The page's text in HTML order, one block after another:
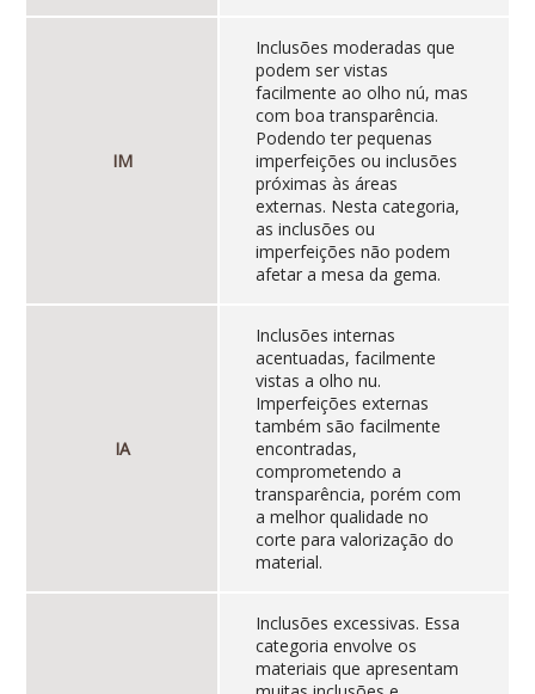
IM
Inclusões moderadas que
podem ser vistas
facilmente ao olho nú, mas
com boa transparência.
Podendo ter pequenas
imperfeições ou inclusões
próximas às áreas
externas. Nesta categoria,
as inclusões ou
imperfeições não podem
afetar a mesa da gema.
IA
Inclusões internas
acentuadas, facilmente
vistas a olho nu.
Imperfeições externas
também são facilmente
encontradas,
comprometendo a
transparência, porém com
a melhor qualidade no
corte para valorização do
material.
Inclusões excessivas. Essa
categoria envolve os
materiais que apresentam